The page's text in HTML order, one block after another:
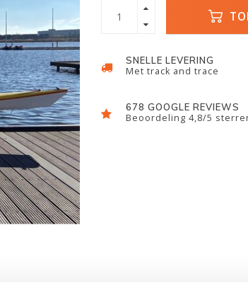
SNELLE LEVERING
Met track and trace
678 GOOGLE REVIEWS
Beoordeling 4,8/5